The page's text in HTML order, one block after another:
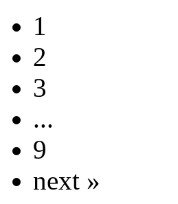
1
2
3
...
9
next »